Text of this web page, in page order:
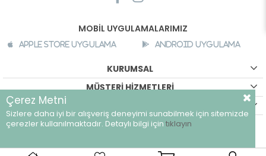
MOBİL UYGULAMALARIMIZ
Apple Store Uygulama Android Uygulama
KURUMSAL
MÜŞTERİ HİZMETLERİ
©breeze.com.tr - Tüm hakları saklıdır.
Çerez Metni
Sizlere daha iyi bir alışveriş deneyimi sunabilmek için sitemizde
çerezler kullanılmaktadır. Detaylı bilgi için tıklayın